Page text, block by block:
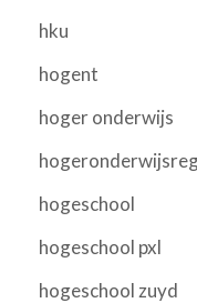
hku
hogent
hoger onderwijs
hogeschool
hogeschool pxl
hogeschool zuyd